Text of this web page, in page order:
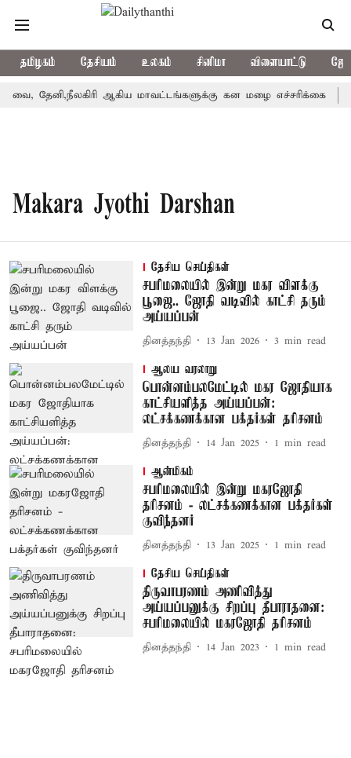
தமிழகம் தேசியம் உலகம் சினிமா விளையாட்டு
தேனி,நீலகிரி ஆகிய மாவட்டங்களுக்கு கன மழை எச்சரிக்கை
Makara Jyothi Darshan
தேசிய செய்திகள்
சபரிமலையில் இன்று மகர விளக்கு
பூஜை.. ஜோதி வடிவில் காட்சி தரும்
அய்யப்பன்
தினத்தந்தி 13 Jan 2026 3 min read
ஆலய வரலாறு
பொன்னம்பலமேட்டில் மகர ஜோதியாக
காட்சியளித்த அய்யப்பன்:
லட்சக்கணக்கான பக்தர்கள் தரிசனம்
தினத்தந்தி 14 Jan 2025 1 min read
ஆன்மிகம்
சபரிமலையில் இன்று மகரஜோதி
தரிசனம் - லட்சக்கணக்கான பக்தர்கள்
குவிந்தனர்
தினத்தந்தி 13 Jan 2025 1 min read
தேசிய செய்திகள்
திருவாபரணம் அணிவித்து
அய்யப்பனுக்கு சிறப்பு தீபாராதனை:
சபரிமலையில் மகரஜோதி தரிசனம்
தினத்தந்தி 14 Jan 2023 1 min read